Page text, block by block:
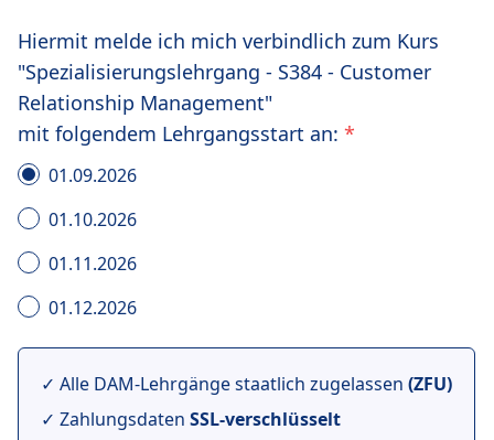
Hiermit melde ich mich verbindlich zum Kurs
"Spezialisierungslehrgang - S384 - Customer
Relationship Management"
mit folgendem Lehrgangsstart an: *
01.09.2026
01.10.2026
01.11.2026
01.12.2026
✓ Alle DAM-Lehrgänge staatlich zugelassen (ZFU)
✓ Zahlungsdaten SSL-verschlüsselt